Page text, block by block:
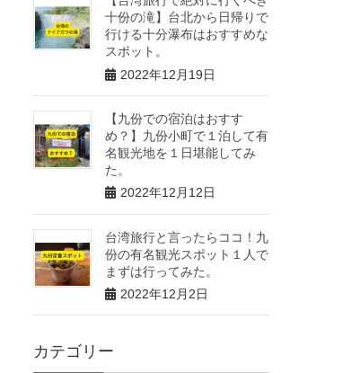
十份の滝】台北から日帰りで
行ける十分瀑布はおすすめな
スポット。
2022年12月19日
【九份での宿泊はおすす
め？】九份小町で１泊して有
名観光地を１日堪能してみ
た。
2022年12月12日
台湾旅行と言ったらココ！九
份の有名観光スポット１人で
まずは行ってみた。
2022年12月2日
カテゴリー